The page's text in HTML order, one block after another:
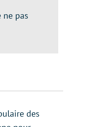
ne pas
des